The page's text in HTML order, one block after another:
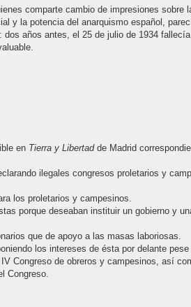
comparte cambio de impresiones
y la potencia del anarquismo español,
años antes, el 25 de julio de 1934
en Tierra y Libertadde Madrid
ilegales congresos proletarios y
los proletarios y campesinos.
porque deseaban instituir un gobierno y
que de apoyo a las masas laboriosas.
los intereses de ésta por delante
Congreso de obreros y campesinos, así
Congreso.